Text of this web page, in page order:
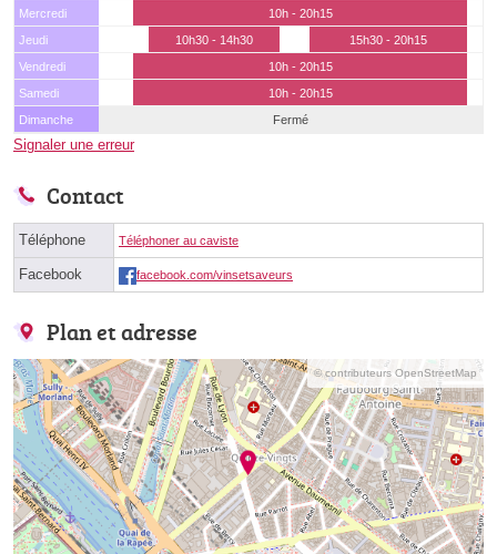
Mercredi
10h - 20h15
Jeudi
10h30 - 14h30
15h30 - 20h15
Vendredi
10h - 20h15
Samedi
10h - 20h15
Dimanche
Fermé
Signaler une erreur
Contact
Téléphone Téléphoner au caviste
Facebook facebook.com/vinsetsaveurs
Plan et adresse
© contributeurs OpenStreetMap